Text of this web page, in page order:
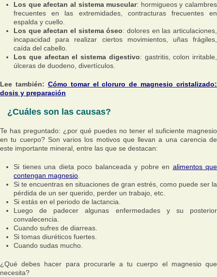
Los que afectan al sistema muscular: hormigueos y calambres
frecuentes en las extremidades, contracturas frecuentes en
espalda y cuello.
Los que afectan el sistema óseo: dolores en las articulaciones,
incapacidad para realizar ciertos movimientos, uñas frágiles,
caída del cabello.
Los que afectan el sistema digestivo: gastritis, colon irritable,
úlceras de duodeno, divertículos.
Lee también: Cómo tomar el cloruro de magnesio cristalizado:
dosis y preparación
¿Cuáles son las causas?
Te has preguntado: ¿por qué puedes no tener el suficiente magnesio
en tu cuerpo? Son varios los motivos que llevan a una carencia de
este importante mineral, entre las que se destacan:
Si tienes una dieta poco balanceada y pobre en alimentos que
contengan magnesio
Si te encuentras en situaciones de gran estrés, como puede ser la
pérdida de un ser querido, perder un trabajo, etc.
Si estás en el periodo de lactancia.
Luego de padecer algunas enfermedades y su posterior
convalecencia.
Cuando sufres de diarreas.
Si tomas diuréticos fuertes.
Cuando sudas mucho.
¿Qué debes hacer para procurarle a tu cuerpo el magnesio que
necesita?